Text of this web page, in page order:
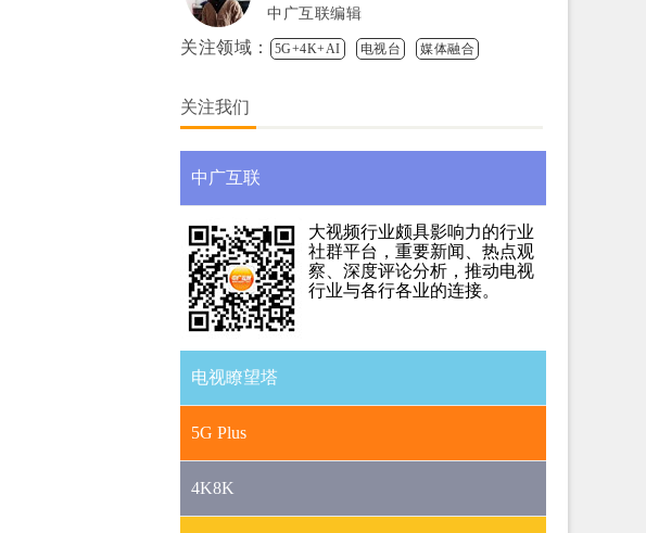
中广互联编辑
关注领域： 5G+4K+AI 电视台 媒体融合
关注我们
中广互联
大视频行业颇具影响力的行业
社群平台，重要新闻、热点观
察、深度评论分析，推动电视
行业与各行各业的连接。
电视瞭望塔
5G Plus
4K8K